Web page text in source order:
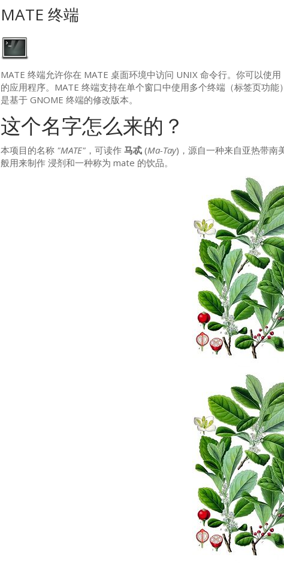
MATE 终端
MATE 终端允许你在 MATE 桌面环境中访问 UNIX命令行。你可以使用
的应用程序。 MATE 终端支持在单个窗口中使用多个终端（标签页功能
是基于 GNOME 终端的修改版本。
这个名字怎么来的？
本项目的名称 "MATE"，可读作 马忒(Ma-Tay)，源自一种来自亚热带南
般用来制作 浸剂和一种称为 mate 的饮品。